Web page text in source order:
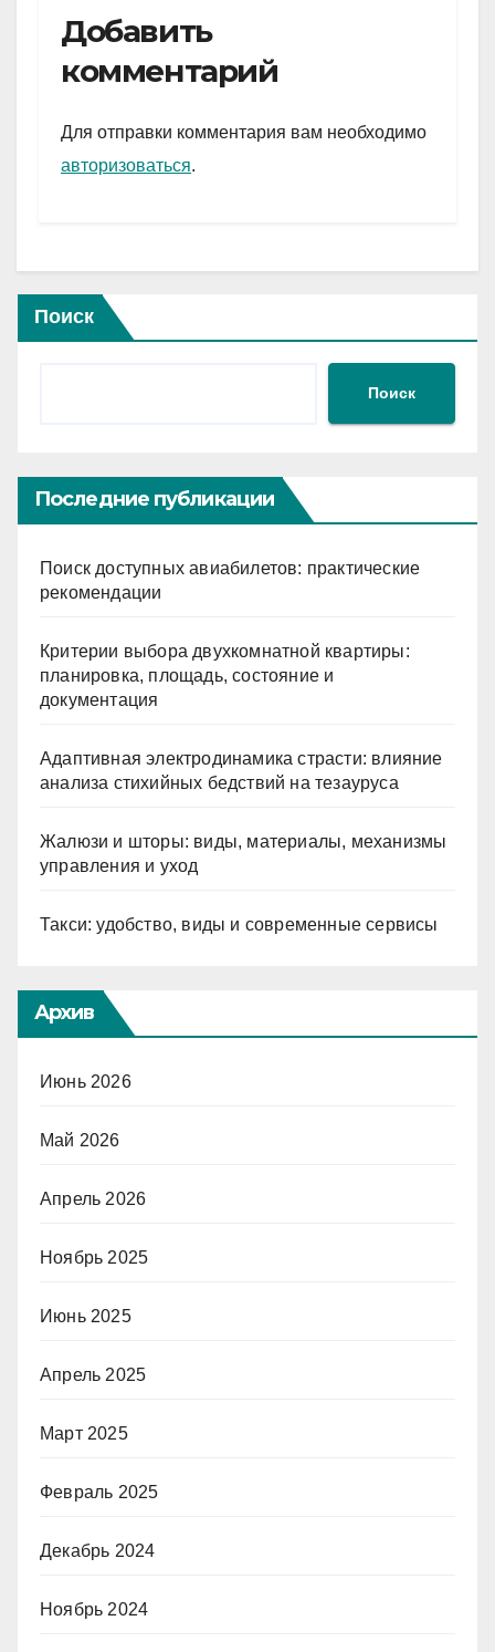
e
gr
a
m
er
s
A
p
и
Добавить
комментарий
Для отправки комментария вам необходимо
авторизоваться.
Поиск
Поиск
Последние публикации
Поиск доступных авиабилетов: практические
рекомендации
Критерии выбора двухкомнатной квартиры:
планировка, площадь, состояние и
документация
Адаптивная электродинамика страсти: влияние
анализа стихийных бедствий на тезауруса
Жалюзи и шторы: виды, материалы, механизмы
управления и уход
Такси: удобство, виды и современные сервисы
Архив
Июнь 2026
Май 2026
Апрель 2026
Ноябрь 2025
Июнь 2025
Апрель 2025
Март 2025
Февраль 2025
Декабрь 2024
Ноябрь 2024